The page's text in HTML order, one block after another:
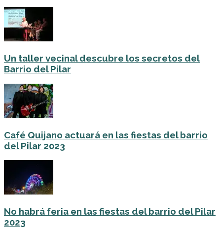
Un taller vecinal descubre los secretos del
Barrio del Pilar
Café Quijano actuará en las fiestas del barrio
del Pilar 2023
No habrá feria en las fiestas del barrio del Pilar
2023